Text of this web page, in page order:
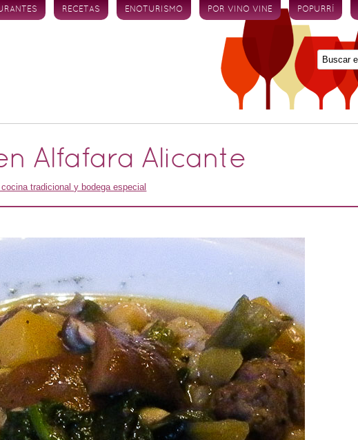
RECETAS ENOTURISMO POR VINO VINE POPURRÍ
Alfafara Alicante
tradicional y bodega especial